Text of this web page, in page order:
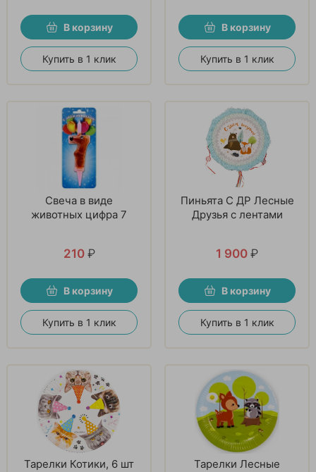
В корзину
Купить в 1 клик
В корзину
Купить в 1 клик
Свеча в виде
животных цифра 7
210 ₽
В корзину
Купить в 1 клик
Пиньята С ДР Лесные
Друзья с лентами
1 900 ₽
В корзину
Купить в 1 клик
Тарелки Котики, 6 шт
Тарелки Лесные